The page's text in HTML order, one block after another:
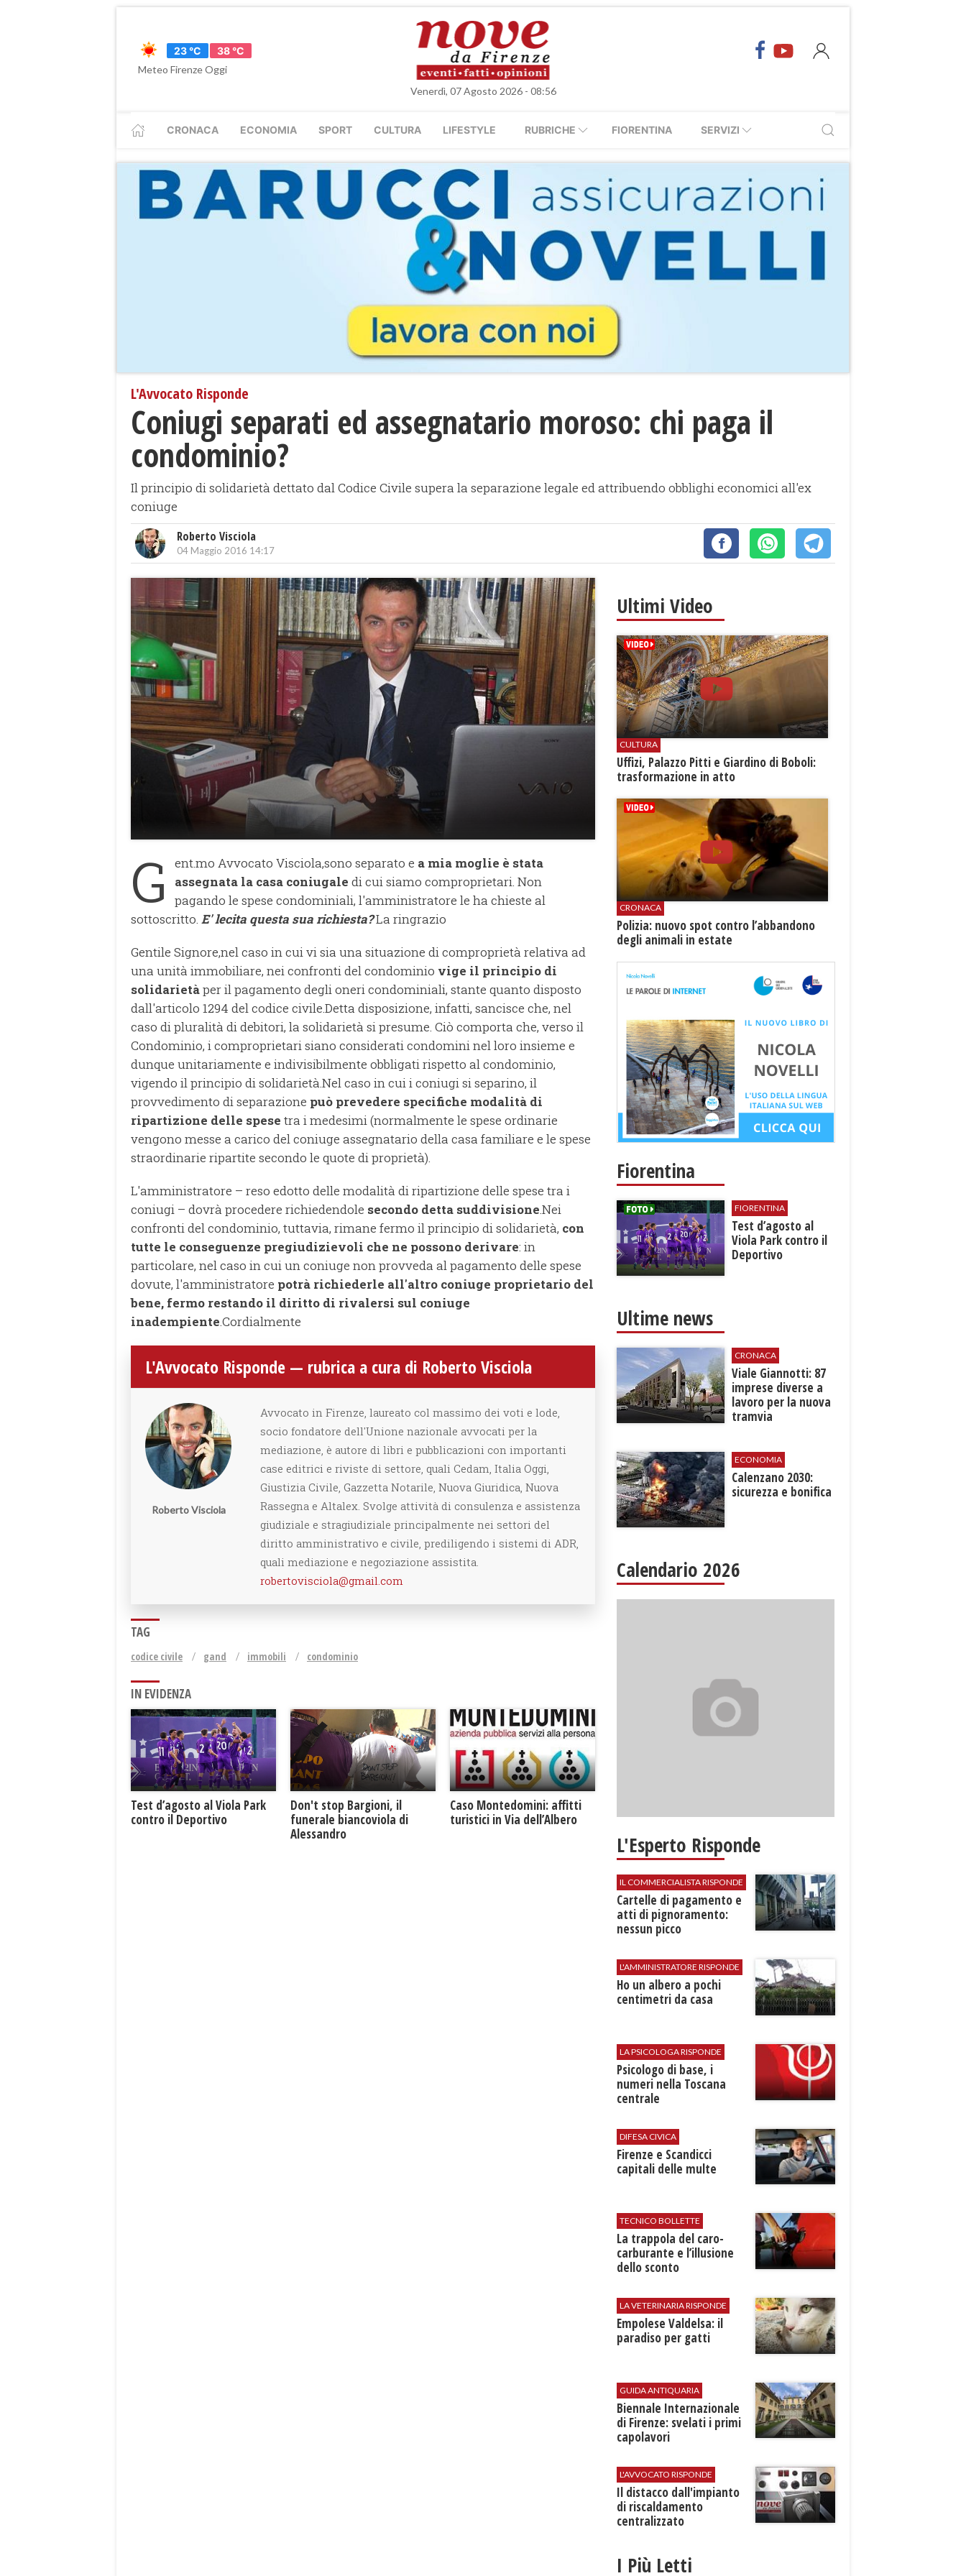
23 °C
38 °C
Meteo Firenze Oggi
Venerdì, 07 Agosto 2026 - 08:56
CRONACA ECONOMIA SPORT CULTURA LIFESTYLE RUBRICHE FIORENTINA SERVIZI
L'Avvocato Risponde
Coniugi separati ed assegnatario moroso: chi paga il
condominio?
Il principio di solidarietà dettato dal Codice Civile supera la separazione legale ed attribuendo obblighi economici all'ex
coniuge
Roberto Visciola
04 Maggio 2016 14:17
G ent.mo Avvocato Visciola,sono separato e a mia moglie è stata
assegnata la casa coniugale di cui siamo comproprietari. Non
pagando le spese condominiali, l'amministratore le ha chieste al
sottoscritto. E' lecita questa sua richiesta?La ringrazio
Gentile Signore,nel caso in cui vi sia una situazione di comproprietà relativa ad
una unità immobiliare, nei confronti del condominio vige il principio di
solidarietàper il pagamento degli oneri condominiali, stante quanto disposto
dall'articolo 1294 del codice civile.Detta disposizione, infatti, sancisce che, nel
caso di pluralità di debitori, la solidarietà si presume. Ciò comporta che, verso il
Condominio, i comproprietari siano considerati condomini nel loro insieme e
dunque unitariamente e indivisibilmente obbligati rispetto al condominio,
vigendo il principio di solidarietà.Nel caso in cui i coniugi si separino, il
provvedimento di separazione può prevedere specifiche modalità di
ripartizione delle spese tra i medesimi (normalmente le spese ordinarie
vengono messe a carico del coniuge assegnatario della casa familiare e le spese
straordinarie ripartite secondo le quote di proprietà).
L'amministratore – reso edotto delle modalità di ripartizione delle spese tra i
coniugi – dovrà procedere richiedendole secondo detta suddivisione.Nei
confronti del condominio, tuttavia, rimane fermo il principio di solidarietà, con
tutte le conseguenze pregiudizievoli che ne possono derivare: in
particolare, nel caso in cui un coniuge non provveda al pagamento delle spese
dovute, l'amministratore potrà richiederle all'altro coniuge proprietario del
bene, fermo restando il diritto di rivalersi sul coniuge
inadempiente.Cordialmente
L'Avvocato Risponde — rubrica a cura di Roberto Visciola
Roberto Visciola
Avvocato in Firenze, laureato col massimo dei voti e lode,
socio fondatore dell'Unione nazionale avvocati per la
mediazione, è autore di libri e pubblicazioni con importanti
case editrici e riviste di settore, quali Cedam, Italia Oggi,
Giustizia Civile, Gazzetta Notarile, Nuova Giuridica, Nuova
Rassegna e Altalex. Svolge attività di consulenza e assistenza
giudiziale e stragiudiziale principalmente nei settori del
diritto amministrativo e civile, prediligendo i sistemi di ADR,
quali mediazione e negoziazione assistita.
robertovisciola@gmail.com
TAG
codice civile gand immobili condominio
IN EVIDENZA
Test d’agosto al Viola Park
contro il Deportivo
Don't stop Bargioni, il
funerale biancoviola di
Alessandro
Caso Montedomini: affitti
turistici in Via dell’Albero
Ultimi Video
CULTURA
Uffizi, Palazzo Pitti e Giardino di Boboli:
trasformazione in atto
CRONACA
Polizia: nuovo spot contro l’abbandono
degli animali in estate
Fiorentina
FIORENTINA
Test d’agosto al
Viola Park contro il
Deportivo
Ultime news
CRONACA
Viale Giannotti: 87
imprese diverse a
lavoro per la nuova
tramvia
ECONOMIA
Calenzano 2030:
sicurezza e bonifica
Calendario 2026
L'Esperto Risponde
IL COMMERCIALISTA RISPONDE
Cartelle di pagamento e
atti di pignoramento:
nessun picco
L'AMMINISTRATORE RISPONDE
Ho un albero a pochi
centimetri da casa
LA PSICOLOGA RISPONDE
Psicologo di base, i
numeri nella Toscana
centrale
DIFESA CIVICA
Firenze e Scandicci
capitali delle multe
TECNICO BOLLETTE
​La trappola del caro-
carburante e l’illusione
dello sconto
LA VETERINARIA RISPONDE
Empolese Valdelsa: il
paradiso per gatti
GUIDA ANTIQUARIA
Biennale Internazionale
di Firenze: svelati i primi
capolavori
L'AVVOCATO RISPONDE
Il distacco dall'impianto
di riscaldamento
centralizzato
I Più Letti